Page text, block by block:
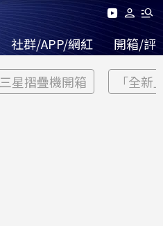
社群/APP/網紅 開箱/評
三星摺疊機開箱 「全新